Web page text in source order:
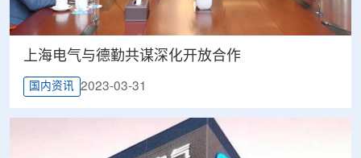
上海电气与德勤共谋深化开放合作
国内资讯 2023-03-31